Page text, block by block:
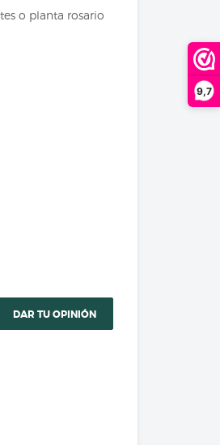
9,7
o planta rosario
DAR TU OPINIÓN